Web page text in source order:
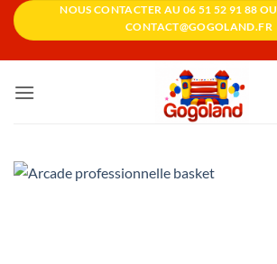
Passer
NOUS CONTACTER AU 06 51 52 91 88
CONTACT@GOGOLAND.FR